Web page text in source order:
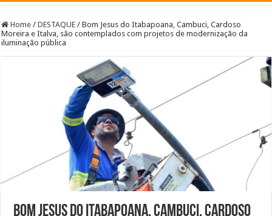
Home / DESTAQUE / Bom Jesus do Itabapoana, Cambuci, Cardoso
Moreira e Italva, são contemplados com projetos de modernização da
iluminação pública
Bom Jesus do Itabapoana, Cambuci, Cardoso